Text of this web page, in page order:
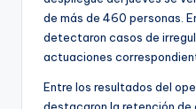
de más de 460 personas.
detectaron casos de
actuaciones
Entre los resultados del
destacaron la retención de